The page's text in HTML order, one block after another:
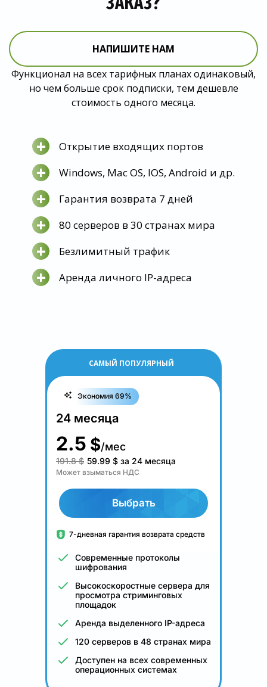
НАПИШИТЕ НАМ
Функционал на всех тарифных планах одинаковый,
но чем больше срок подписки, тем дешевле
стоимость одного месяца.
+ Открытие входящих портов
+ Windows, Mac OS, IOS, Android и др.
+ Гарантия возврата 7 дней
+ 80 серверов в 30 странах мира
+ Безлимитный трафик
+ Аренда личного IP-адреса
САМЫЙ ПОПУЛЯРНЫЙ
Экономия 69%
24 месяца
2.5 $/мес
191.8 $ 59.99 $ за 24 месяца
Может взыматься НДС
Выбрать
7-дневная гарантия возврата средств
Современные протоколы
шифрования
Высокоскоростные сервера для
просмотра стриминговых
площадок
Аренда выделенного IP-адреса
120 серверов в 48 странах мира
Доступен на всех современных
операционных системах